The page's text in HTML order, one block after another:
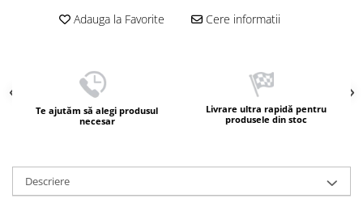
Adauga la Favorite Cere informatii
Te ajutăm să alegi produsul
necesar
Livrare ultra rapidă pentru
produsele din stoc
Descriere